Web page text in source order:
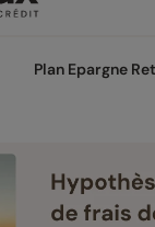
Plan Epargne